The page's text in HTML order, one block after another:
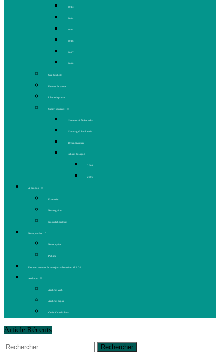
2013
2014
2015
2016
2017
2018
Gaz de schiste
Femmes de parole
Liberté de presse
Cahiers spéciaux
Hommage à Élie Laroche
Hommage à Jean Laurin
10e anniversaire
Cahiers du Japon
2004
2005
À propos
Échéancier
Nos stagiaires
Nos collaborateurs
Nous joindre
Notre équipe
Publicité
Devenez membre de votre journal et assistez à l’AGA
Archives
Archives Web
Archives papier
Cahier Vivez Prévost
Article Récents
14 octobre 2015
La course de boîtes à savon du club
Rechercher :